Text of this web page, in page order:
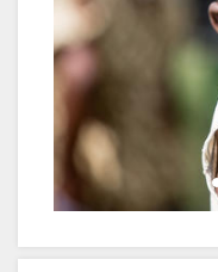
Natur.
Die wichtigsten
werden
Während Ihres
wahrscheinlich eine
beobachten,
Büffel, Leopard und
Wann ist die